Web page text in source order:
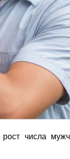
числа